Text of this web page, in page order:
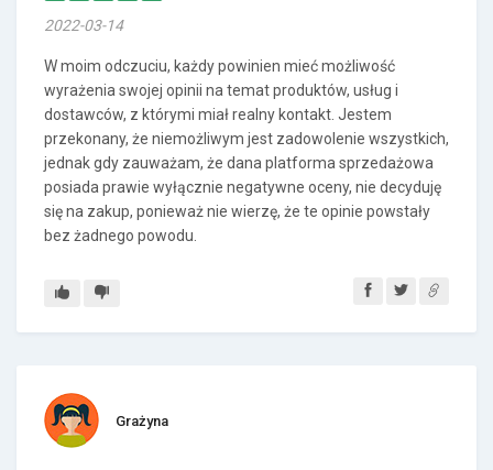
2022-03-14
W moim odczuciu, każdy powinien mieć możliwość
wyrażenia swojej opinii na temat produktów, usług i
dostawców, z którymi miał realny kontakt. Jestem
przekonany, że niemożliwym jest zadowolenie wszystkich,
jednak gdy zauważam, że dana platforma sprzedażowa
posiada prawie wyłącznie negatywne oceny, nie decyduję
się na zakup, ponieważ nie wierzę, że te opinie powstały
bez żadnego powodu.
Grażyna